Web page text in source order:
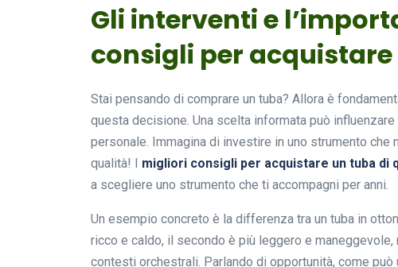
Gli interventi e
consigli per
Stai pensando di comprare un tuba? Allora è
questa decisione. Una scelta informata può
personale. Immagina di investire in uno strumento
qualità! I migliori consigli per acquistare un tuba di
a scegliere uno strumento che ti accompagni per anni.
Un esempio concreto è la differenza tra un tuba in
ricco e caldo, il secondo è più leggero e
contesti orchestrali. Parlando di opportunità, come